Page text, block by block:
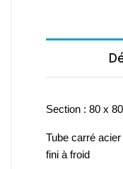
Section : 80 x
Tube carré
fini à froid